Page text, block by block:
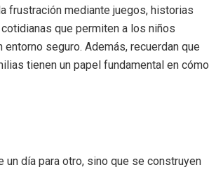
frustración mediante juegos, historias
que permiten a los niños
seguro. Además, recuerdan que
tienen un papel fundamental en cómo
un día para otro, sino que se construyen